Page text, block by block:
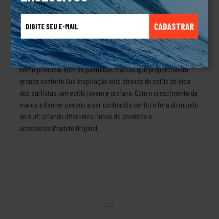
CADASTRAR
extramacia na cor pretaIdentificador K metálico cor metalSolado
preto tratorado de borracha vulcanizada que promove mais
segurança a cada passoSobre a marca KennerEm 1988 Peter
Saimon teve a grande ideia de criar sandálias, mas não eram
quaisquer sandálias, mas sim as mais confortáveis, tendo
como principal item as palmilhas macias que proporcionam
grande conforto.Sua inspiração veio através do estilo de vida
dos surfistas, um estilo jovem e praiano. Com o crescimento da
marca a Kenner passou a ser conhecida dentro e fora do mundo
do surf, criando diferentes linhas de produtos e
acessórios.Produto Original.